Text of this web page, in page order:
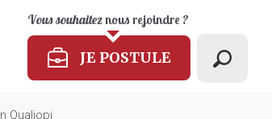
Vous souhaitez nous rejoindre ?
JE POSTULE
Qualiopi